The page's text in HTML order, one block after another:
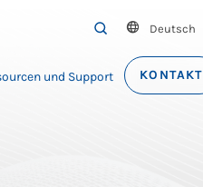
SEARCH
Deutsch
und Support KONTAKT